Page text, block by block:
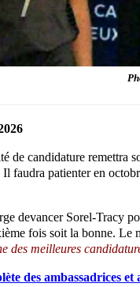
de candidature remettra
faudra patienter en
devancer Sorel-Tracy
fois soit la bonne.
des meilleures
des ambassadrices et